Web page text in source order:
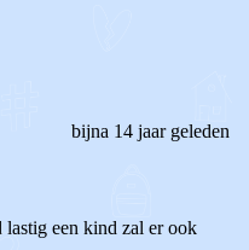
bijna 14 jaar geleden
lastig een kind zal er ook